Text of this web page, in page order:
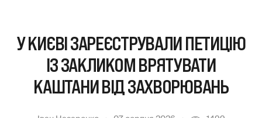
У КИЄВІ ЗАРЕЄСТРУВАЛИ ПЕТИЦІЮ
ІЗ ЗАКЛИКОМ ВРЯТУВАТИ
КАШТАНИ ВІД ЗАХВОРЮВАНЬ